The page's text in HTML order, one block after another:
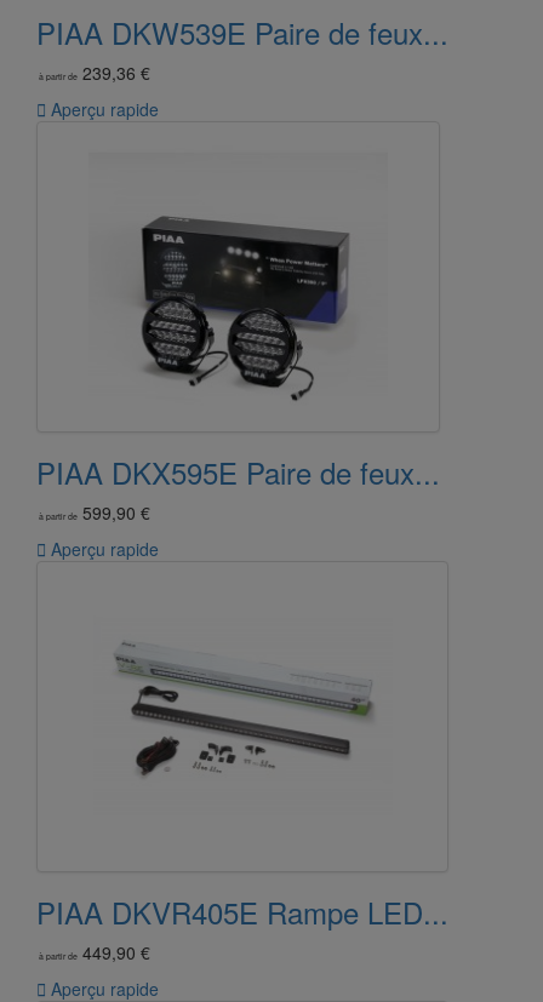
PIAA DKW539E Paire de feux...
à partir de 239,36 €
 Aperçu rapide
PIAA DKX595E Paire de feux...
à partir de 599,90 €
 Aperçu rapide
PIAA DKVR405E Rampe LED...
à partir de 449,90 €
 Aperçu rapide